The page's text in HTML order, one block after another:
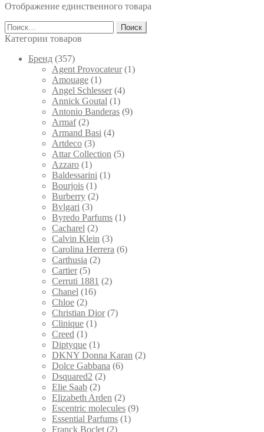
8,500 ₽
Отображение единственного товара
Найти:
Категории товаров
Брeнд (357)
Agent Provocateur (1)
Amouage (1)
Angel Schlesser (4)
Annick Goutal (1)
Antonio Banderas (9)
Armaf (2)
Armand Basi (4)
Artdeco (3)
Attar Collection (5)
Azzaro (1)
Baldessarini (1)
Bourjois (1)
Burberry (2)
Bvlgari (3)
Byredo Parfums (1)
Cacharel (2)
Calvin Klein (3)
Carolina Herrera (6)
Carthusia (2)
Cartier (5)
Cerruti 1881 (2)
Chanel (16)
Chloe (2)
Christian Dior (7)
Clinique (1)
Creed (1)
Diptyque (1)
DKNY Donna Karan (2)
Dolce Gabbana (6)
Dsquared2 (2)
Elie Saab (2)
Elizabeth Arden (2)
Escentric molecules (9)
Essential Parfums (1)
Franck Boclet (2)